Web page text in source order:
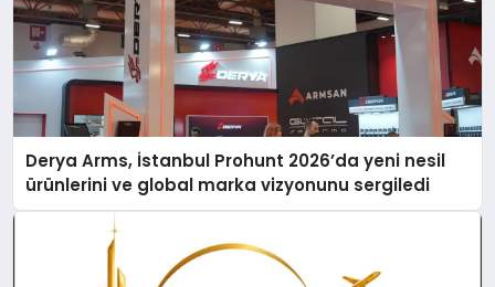
Derya Arms, İstanbul Prohunt 2026’da yeni nesil
ürünlerini ve global marka vizyonunu sergiledi